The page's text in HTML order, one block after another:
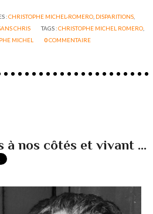
:CHRISTOPHE MICHEL-ROMERO, DISPARITIONS,
CHRIS TAGS :CHRISTOPHE MICHEL ROMERO
MICHEL 0COMMENTAIRE
à nos côtés et vivant ...